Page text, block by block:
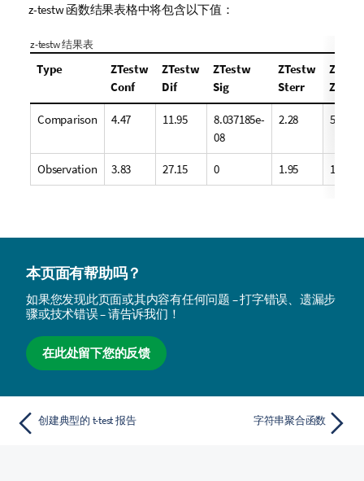
z-testw函数结果表格中将包含以下值：
z-testw结果表
Type
ZTestw
Conf
ZTestw
Dif
ZTestw
Sig
ZTestw
Sterr
Z
Comparison 4.47 11.95
8.037185e-
08
2.28 5.24
Observation 3.83 27.15 0 1.95 13.91
本页面有帮助吗？
如果您发现此页面或其内容有任何问题 – 打字错误、遗漏步
骤或技术错误 – 请告诉我们！
在此处留下您的反馈
创建典型的 t-test 报告 字符串聚合函数